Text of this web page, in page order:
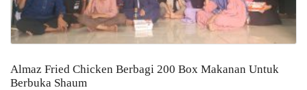
Almaz Fried Chicken Berbagi 200 Box Makanan Untuk
Berbuka Shaum